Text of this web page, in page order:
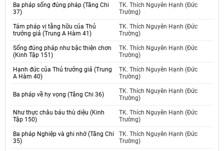
Ba pháp sống đúng pháp (Tăng Chi
37)
TK. Thích Nguyên Hạnh (Đức
Trường)
Tám pháp vị tằng hữu của Thủ
trưởng giả (Trung A Hàm 41)
TK. Thích Nguyên Hạnh (Đức
Trường)
Sống đúng pháp như bậc thiện chơn
(Kinh Tập 151)
TK. Thích Nguyên Hạnh (Đức
Trường)
Hạnh đức của Thủ trưởng giả (Trung
A Hàm 40)
TK. Thích Nguyên Hạnh (Đức
Trường)
Ba pháp về hy vọng (Tăng Chi 36)
TK. Thích Nguyên Hạnh (Đức
Trường)
Như thực châu báu thù diệu (Kinh
Tập 150)
TK. Thích Nguyên Hạnh (Đức
Trường)
Ba pháp Nghiệp và ghi nhớ (Tăng Chi
35)
TK. Thích Nguyên Hạnh (Đức
Trường)